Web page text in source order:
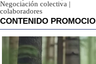
Negociación colectiva |
colaboradores